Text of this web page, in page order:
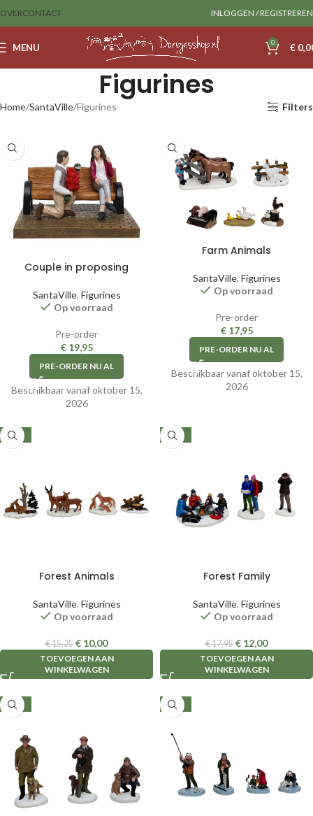
OVERCONTACT INLOGGEN / REGISTREREN
MENU 0 €
Figurines
Home SantaVille Figurines Filters
Couple in proposing
SantaVille, Figurines
Op voorraad
Pre-order
€19,95
PRE-ORDER NU AL
Beschikbaar vanaf oktober 15,
2026
Farm Animals
SantaVille, Figurines
Op voorraad
Pre-order
€17,95
PRE-ORDER NU AL
Beschikbaar vanaf oktober 15,
2026
-34%
Forest Animals
SantaVille, Figurines
Op voorraad
€15,25 € 10,00
TOEVOEGEN AAN
WINKELWAGEN
-33%
Forest Family
SantaVille, Figurines
Op voorraad
€17,95 € 12,00
TOEVOEGEN AAN
WINKELWAGEN
-34% -33%